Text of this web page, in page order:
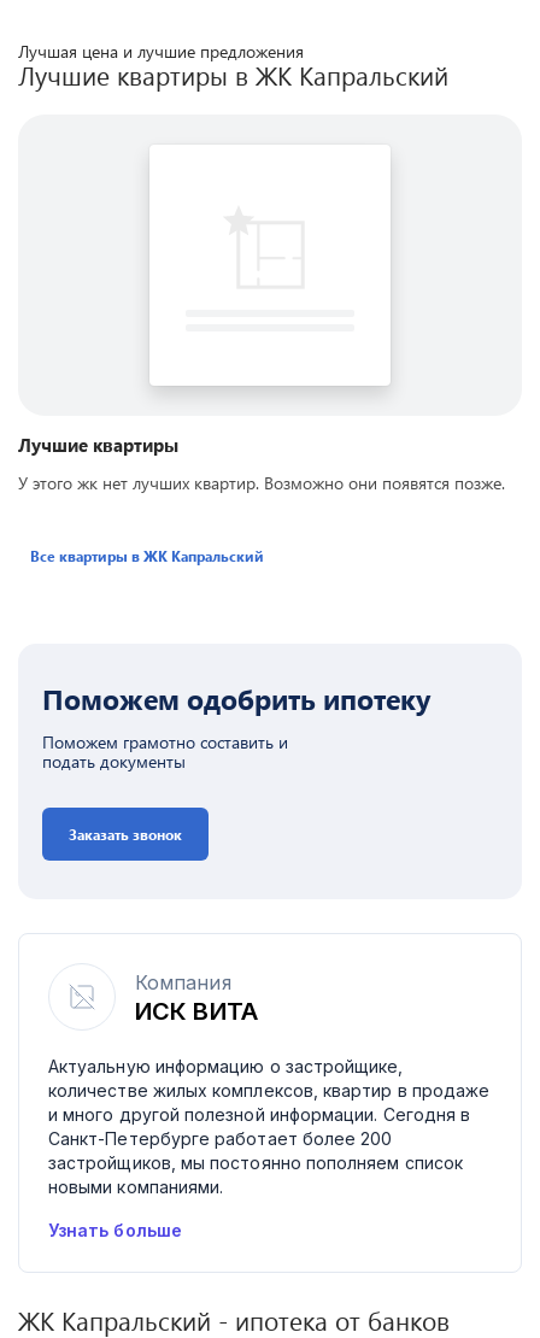
Лучшая цена и лучшие предложения
Лучшие квартиры в ЖК Капральский
Лучшие квартиры
У этого жк нет лучших квартир. Возможно они появятся позже.
Все квартиры в ЖК Капральский
Поможем одобрить ипотеку
Поможем грамотно составить и
подать документы
Заказать звонок
Компания
ИСК ВИТА
Актуальную информацию о застройщике,
количестве жилых комплексов, квартир в продаже
и много другой полезной информации. Сегодня в
Санкт-Петербурге работает более 200
застройщиков, мы постоянно пополняем список
новыми компаниями.
Узнать больше
ЖК Капральский - ипотека от банков